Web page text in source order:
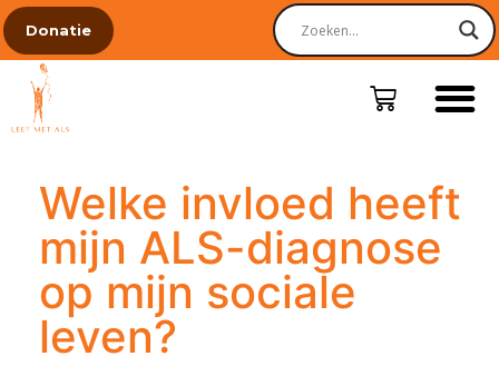
Donatie
Welke invloed heeft
mijn ALS-diagnose
op mijn sociale
leven?